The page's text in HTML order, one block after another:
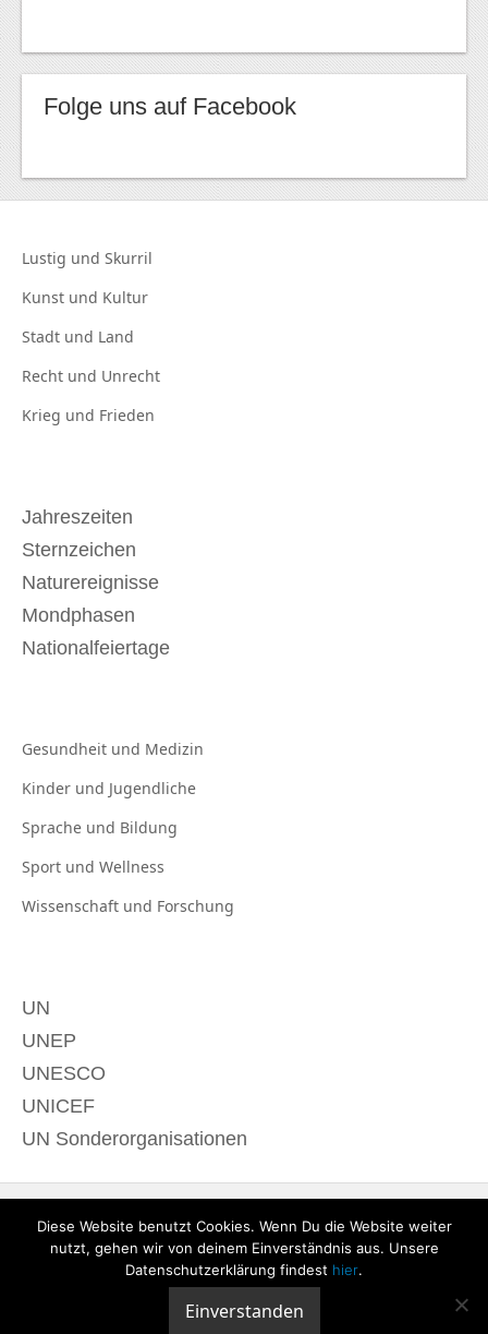
Folge uns auf Facebook
Lustig und Skurril
Kunst und Kultur
Stadt und Land
Recht und Unrecht
Krieg und Frieden
Jahreszeiten
Sternzeichen
Naturereignisse
Mondphasen
Nationalfeiertage
Gesundheit und Medizin
Kinder und Jugendliche
Sprache und Bildung
Sport und Wellness
Wissenschaft und Forschung
UN
UNEP
UNESCO
UNICEF
UN Sonderorganisationen
Diese Website benutzt Cookies. Wenn Du die Website weiter
nutzt, gehen wir von deinem Einverständnis aus. Unsere
Datenschutzerklärung findest hier.
Einverstanden